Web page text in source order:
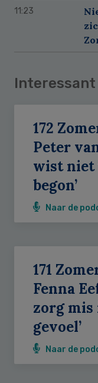
11:23
Interessant
172
Peter
wist niet
begon’
Naar de
171
Fenna
zorg mis
gevoel’
Naar de